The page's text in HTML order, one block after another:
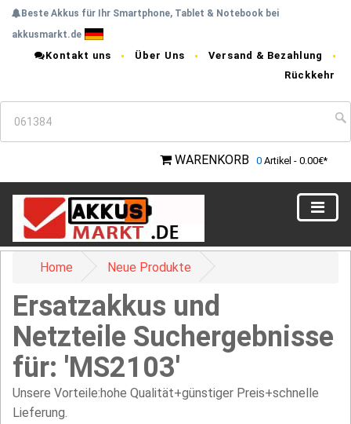
Beste Akkus für Ihr Smartphone, Tablet & Notebook bei
akkusmarkt.de
Kontakt uns Über Uns
Versand & Bezahlung
Rückkehr
WARENKORB 0 Artikel - 0.00€*
Home Neue Produkte
Ersatzakkus und
Netzteile Suchergebnisse
für: 'MS2103'
Unsere Vorteile:hohe Qualität+günstiger Preis+schnelle
Lieferung.